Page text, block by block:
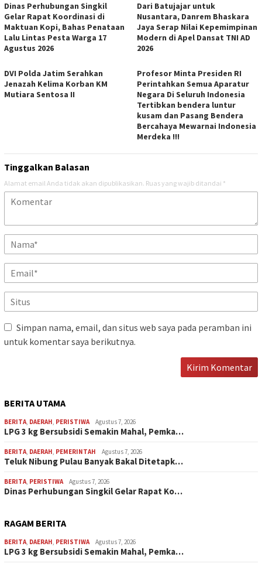
Dinas Perhubungan Singkil
Gelar Rapat Koordinasi di
Maktuan Kopi, Bahas Penataan
Lalu Lintas Pesta Warga 17
Agustus 2026
Dari Batujajar untuk
Nusantara, Danrem Bhaskara
Jaya Serap Nilai Kepemimpinan
Modern di Apel Dansat TNI AD
2026
DVI Polda Jatim Serahkan
Jenazah Kelima Korban KM
Mutiara Sentosa II
Profesor Minta Presiden RI
Perintahkan Semua Aparatur
Negara Di Seluruh Indonesia
Tertibkan bendera luntur
kusam dan Pasang Bendera
Bercahaya Mewarnai Indonesia
Merdeka !!!
Tinggalkan Balasan
Alamat email Anda tidak akan dipublikasikan. Ruas yang wajib ditandai *
Simpan nama, email, dan situs web saya pada peramban ini
untuk komentar saya berikutnya.
BERITA UTAMA
BERITA, DAERAH, PERISTIWA Agustus 7, 2026
LPG 3 kg Bersubsidi Semakin Mahal, Pemka…
BERITA, DAERAH, PEMERINTAH Agustus 7, 2026
Teluk Nibung Pulau Banyak Bakal Ditetapk…
BERITA, PERISTIWA Agustus 7, 2026
Dinas Perhubungan Singkil Gelar Rapat Ko…
RAGAM BERITA
BERITA, DAERAH, PERISTIWA Agustus 7, 2026
LPG 3 kg Bersubsidi Semakin Mahal, Pemka…